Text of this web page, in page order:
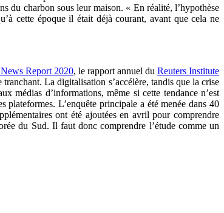
du charbon sous leur maison. « En réalité, l’hypothèse
cette époque il était déjà courant, avant que cela ne
Report 2020, le rapport annuel du Reuters Institute
La digitalisation s’accélère, tandis que la crise
médias d’informations, même si cette tendance n’est
L’enquête principale a été menée dans 40
ont été ajoutées en avril pour comprendre
du Sud. Il faut donc comprendre l’étude comme un